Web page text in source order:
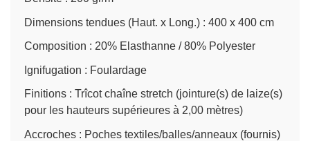
Dimensions tendues (Haut. x Long.) : 400 x 400 cm
Composition : 20% Elasthanne / 80% Polyester
Ignifugation : Foulardage
Finitions : Trîcot chaîne stretch (jointure(s) de laize(s)
pour les hauteurs supérieures à 2,00 mètres)
Accroches : Poches textiles/balles/anneaux (fournis)